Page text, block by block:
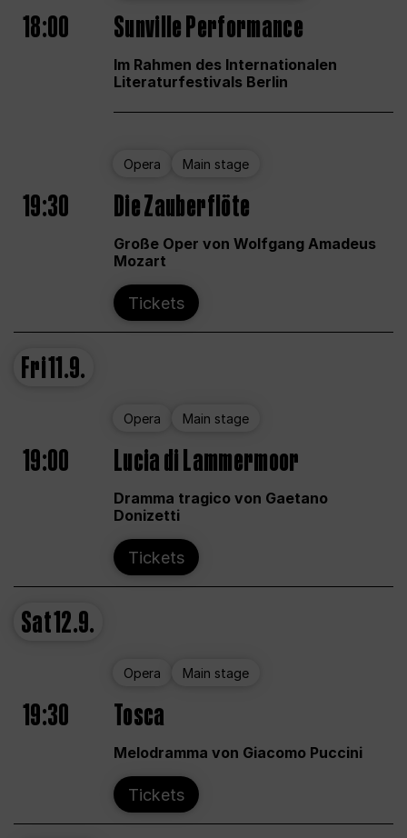
18:00 Sunville Performance
Im Rahmen des Internationalen
Literaturfestivals Berlin
Opera Main stage
19:30 Die Zauberflöte
Große Oper von Wolfgang Amadeus
Mozart
Tickets
Fri11.9.
Opera Main stage
19:00 Lucia di Lammermoor
Dramma tragico von Gaetano
Donizetti
Tickets
Sat12.9.
Opera Main stage
19:30 Tosca
Melodramma von Giacomo Puccini
Tickets